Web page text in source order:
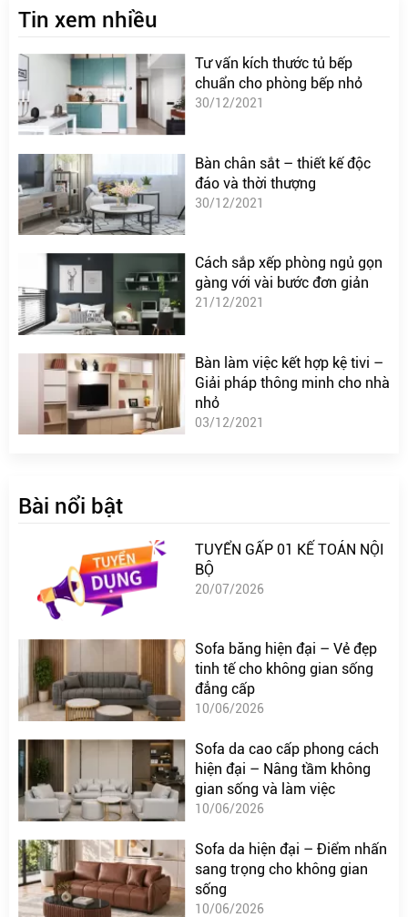
Tin xem nhiều
Tư vấn kích thước tủ bếp
chuẩn cho phòng bếp nhỏ
30/12/2021
Bàn chân sắt – thiết kế độc
đáo và thời thượng
30/12/2021
Cách sắp xếp phòng ngủ gọn
gàng với vài bước đơn giản
21/12/2021
Bàn làm việc kết hợp kệ tivi –
Giải pháp thông minh cho nhà
nhỏ
03/12/2021
Bài nổi bật
TUYỂN GẤP 01 KẾ TOÁN NỘI
BỘ
20/07/2026
Sofa băng hiện đại – Vẻ đẹp
tinh tế cho không gian sống
đẳng cấp
10/06/2026
Sofa da cao cấp phong cách
hiện đại – Nâng tầm không
gian sống và làm việc
10/06/2026
Sofa da hiện đại – Điểm nhấn
sang trọng cho không gian
sống
10/06/2026